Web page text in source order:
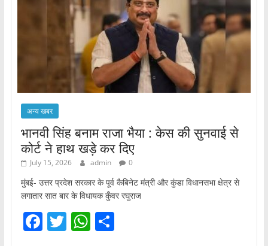
अन्य खबर
भानवी सिंह बनाम राजा भैया : केस की सुनवाई से
कोर्ट ने हाथ खड़े कर दिए
July 15, 2026 admin 0
मुंबई- उत्तर प्रदेश सरकार के पूर्व कैबिनेट मंत्री और कुंडा विधानसभा क्षेत्र से
लगातार सात बार के विधायक कुँवर रघुराज
F T W S